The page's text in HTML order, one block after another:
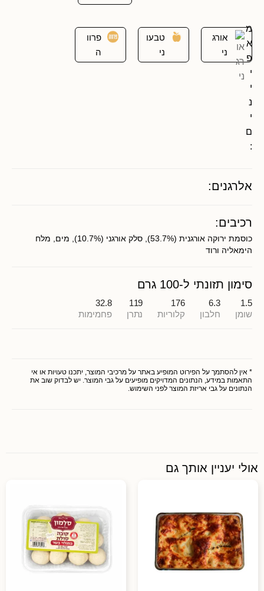
מ
א
פ
י
י
נ
י
ם
:
אורג
ני
טבעו
ני
פרוו
ה
אלרגנים:
רכיבים:
כוסמת ירוקה אורגנית (53.7%), סלק אורגני (10.7%), מים, מלח
הימאליה ורוד
סימון תזונתי ל-100 גרם
1.5
שומן
6.3
חלבון
176
קלוריות
119
נתרן
32.8
פחמימות
* אין להסתמך על הפירוט המופיע באתר על מרכיבי המוצר, יתכנו טעויות או אי
התאמות במידע, הנתונים המדויקים מופיעים על גבי המוצר. יש לבדוק שוב את
הנתונים על גבי אריזת המוצר לפני השימוש.
אולי יעניין אותך גם